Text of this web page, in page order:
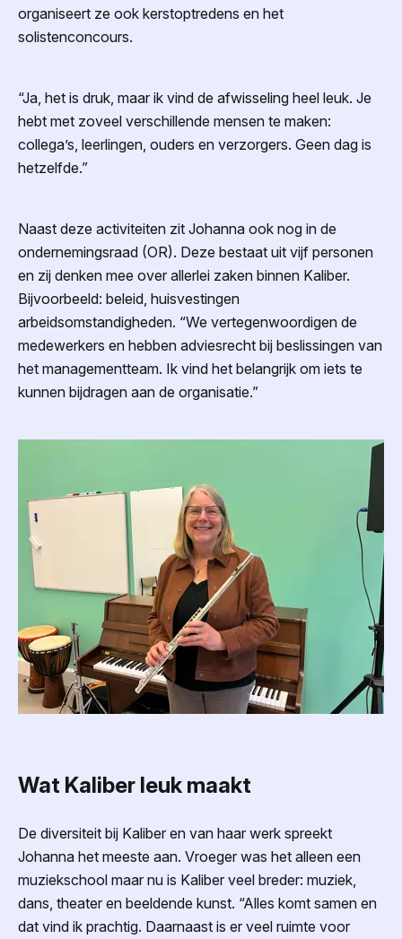
organiseert ze ook kerstoptredens en het
solistenconcours.
“Ja, het is druk, maar ik vind de afwisseling heel leuk. Je
hebt met zoveel verschillende mensen te maken:
collega’s, leerlingen, ouders en verzorgers. Geen dag is
hetzelfde.”
Naast deze activiteiten zit Johanna ook nog in de
ondernemingsraad (OR). Deze bestaat uit vijf personen
en zij denken mee over allerlei zaken binnen Kaliber.
Bijvoorbeeld: beleid, huisvestingen
arbeidsomstandigheden. “We vertegenwoordigen de
medewerkers en hebben adviesrecht bij beslissingen van
het managementteam. Ik vind het belangrijk om iets te
kunnen bijdragen aan de organisatie.”
Wat Kaliber leuk maakt
De diversiteit bij Kaliber en van haar werk spreekt
Johanna het meeste aan. Vroeger was het alleen een
muziekschool maar nu is Kaliber veel breder: muziek,
dans, theater en beeldende kunst. “Alles komt samen en
dat vind ik prachtig. Daarnaast is er veel ruimte voor